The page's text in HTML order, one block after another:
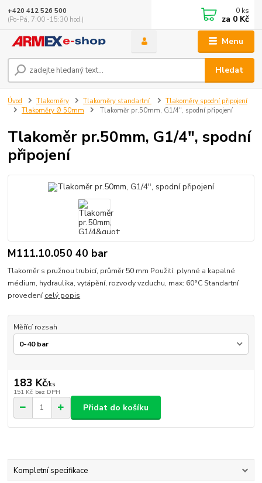
Menu
Hledat
+420 412 526 500
(Po-Pá, 7:00 -15:30 hod.)
0 ks
za 0 Kč
Úvod Tlakoměry Tlakoměry standartní
Tlakoměry spodní připojení
Tlakoměry Ø 50mm
Tlakoměr pr.50mm, G1/4", spodní připojení
Tlakoměr pr.50mm, G1/4", spodní
připojení
M111.10.050 40 bar
Tlakoměr s pružnou trubicí, průměr 50 mm Použití: plynné a kapalné
médium, hydraulika, vytápění, rozvody vzduchu, max: 60°C Standartní
provedenícelý popis
Měřící rozsah
183 Kč/ks
151 Kč bez DPH
Přidat do košíku
Kompletní specifikace